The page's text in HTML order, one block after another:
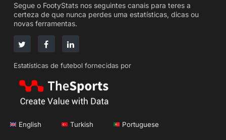
Segue o FootyStats nos seguintes canais para teres a
certeza de que nunca perdes uma estatísticas, dicas ou
novas ferramentas.
Estatísticas de futebol fornecidas por
English Turkish Portuguese